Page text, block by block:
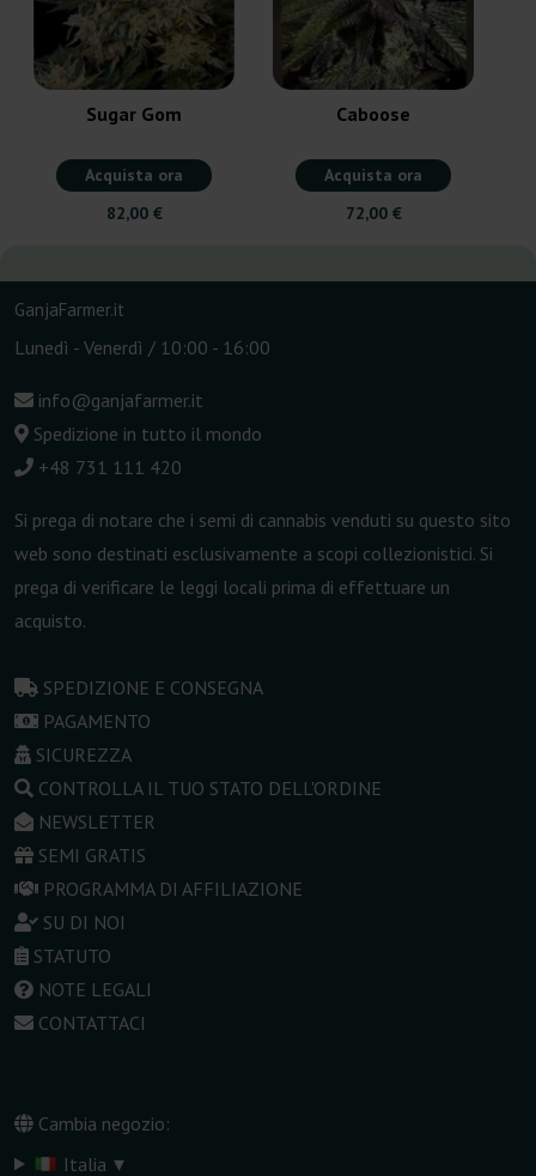
Sugar Gom
Acquista ora
82,00 €
Caboose
Acquista ora
72,00 €
GanjaFarmer.it
Lunedì - Venerdì / 10:00 - 16:00
info@ganjafarmer.it
Spedizione in tutto il mondo
+48 731 111 420
Si prega di notare che i semi di cannabis venduti su questo sito
web sono destinati esclusivamente a scopi collezionistici. Si
prega di verificare le leggi locali prima di effettuare un
acquisto.
SPEDIZIONE E CONSEGNA
PAGAMENTO
SICUREZZA
CONTROLLA IL TUO STATO DELL'ORDINE
NEWSLETTER
SEMI GRATIS
PROGRAMMA DI AFFILIAZIONE
SU DI NOI
STATUTO
NOTE LEGALI
CONTATTACI
Cambia negozio:
Italia ▾